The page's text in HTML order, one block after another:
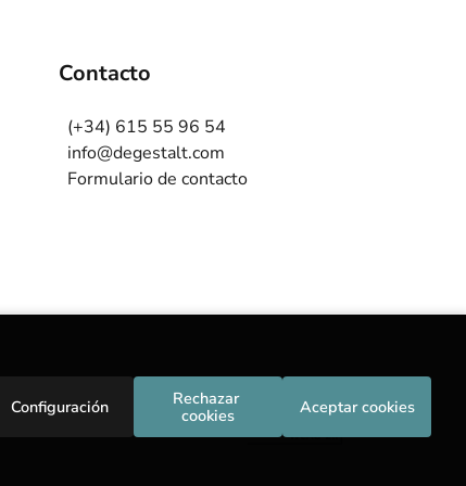
Contacto
(+34) 615 55 96 54
info@degestalt.com
Formulario de contacto
Configuración
Rechazar
cookies
Aceptar cookies